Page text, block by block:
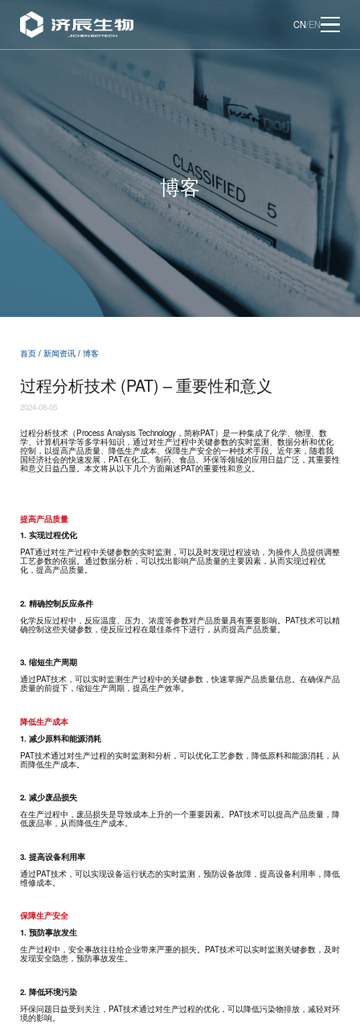
CN/EN
博客
首页/ 新闻资讯/ 博客
过程分析技术 (PAT) – 重要性和意义
2024-08-05
过程分析技术（Process Analysis Technology，简称PAT）是一种集成了化学、物理、数
学、计算机科学等多学科知识，通过对生产过程中关键参数的实时监测、数据分析和优化
控制，以提高产品质量、降低生产成本、保障生产安全的一种技术手段。近年来，随着我
国经济社会的快速发展，PAT在化工、制药、食品、环保等领域的应用日益广泛，其重要性
和意义日益凸显。本文将从以下几个方面阐述PAT的重要性和意义。
提高产品质量
1. 实现过程优化
PAT通过对生产过程中关键参数的实时监测，可以及时发现过程波动，为操作人员提供调整
工艺参数的依据。通过数据分析，可以找出影响产品质量的主要因素，从而实现过程优
化，提高产品质量。
2. 精确控制反应条件
化学反应过程中，反应温度、压力、浓度等参数对产品质量具有重要影响。PAT技术可以精
确控制这些关键参数，使反应过程在最佳条件下进行，从而提高产品质量。
3. 缩短生产周期
通过PAT技术，可以实时监测生产过程中的关键参数，快速掌握产品质量信息。在确保产品
质量的前提下，缩短生产周期，提高生产效率。
降低生产成本
1. 减少原料和能源消耗
PAT技术通过对生产过程的实时监测和分析，可以优化工艺参数，降低原料和能源消耗，从
而降低生产成本。
2. 减少废品损失
在生产过程中，废品损失是导致成本上升的一个重要因素。PAT技术可以提高产品质量，降
低废品率，从而降低生产成本。
3. 提高设备利用率
通过PAT技术，可以实现设备运行状态的实时监测，预防设备故障，提高设备利用率，降低
维修成本。
保障生产安全
1. 预防事故发生
生产过程中，安全事故往往给企业带来严重的损失。PAT技术可以实时监测关键参数，及时
发现安全隐患，预防事故发生。
2. 降低环境污染
环保问题日益受到关注，PAT技术通过对生产过程的优化，可以降低污染物排放，减轻对环
境的影响。